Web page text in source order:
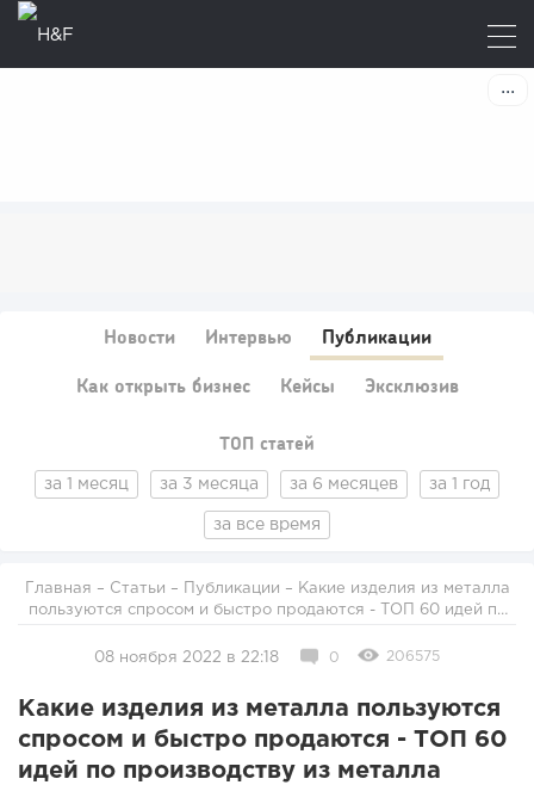
Новости Интервью Публикации
Как открыть бизнес Кейсы Эксклюзив
ТОП статей
за 1 месяц за 3 месяца за 6 месяцев за 1 год
за все время
Главная – Статьи – Публикации
пользуются спросом и быстро продаются - ТОП 60 идей по
08 ноября 2022 в 22:18
0 206575
Какие изделия из металла пользуются
спросом и быстро продаются - ТОП 60
идей по производству из металла